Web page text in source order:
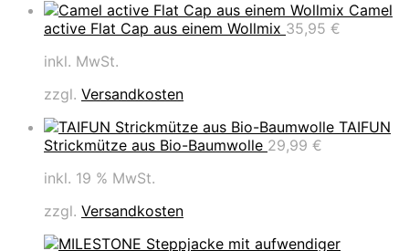
Camel
active Flat Cap aus einem Wollmix 35,95 €
inkl. MwSt.
zzgl. Versandkosten
TAIFUN
Strickmütze aus Bio-Baumwolle 29,99 €
inkl. 19 % MwSt.
zzgl. Versandkosten